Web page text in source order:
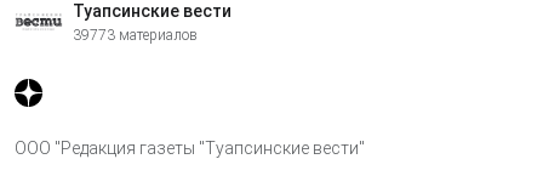
Туапсинские вести
39773 материалов
ООО "Редакция газеты "Туапсинские вести"